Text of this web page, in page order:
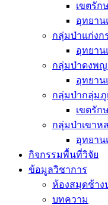
เขตรัก
อุทยาน
กลุ่มป่าแก่งก
อุทยาน
กลุ่มป่าดงพญ
อุทยาน
กลุ่มป่ากลุ่มภู
เขตรัก
กลุ่มป่าเขาห
อุทยาน
กิจกรรมพื้นที่วิจัย
ข้อมูลวิชาการ
ห้องสมุดช้าง
บทความ